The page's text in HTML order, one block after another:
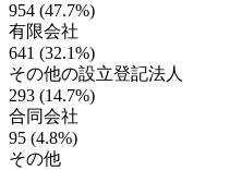
954 (47.7%)
有限会社
641 (32.1%)
その他の設立登記法人
293 (14.7%)
合同会社
95 (4.8%)
その他